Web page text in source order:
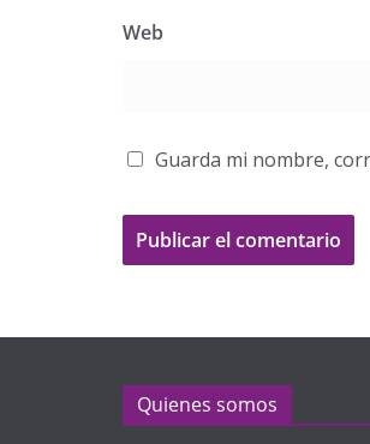
Web
Guarda mi nombre,
Quienes somos